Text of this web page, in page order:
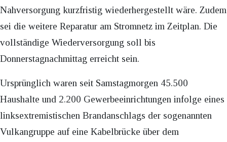
Nahversorgung kurzfristig wiederhergestellt wäre. Zudem
sei die weitere Reparatur am Stromnetz im Zeitplan. Die
vollständige Wiederversorgung soll bis
Donnerstagnachmittag erreicht sein.
Ursprünglich waren seit Samstagmorgen 45.500
Haushalte und 2.200 Gewerbeeinrichtungen infolge eines
linksextremistischen Brandanschlags der sogenannten
Vulkangruppe auf eine Kabelbrücke über dem